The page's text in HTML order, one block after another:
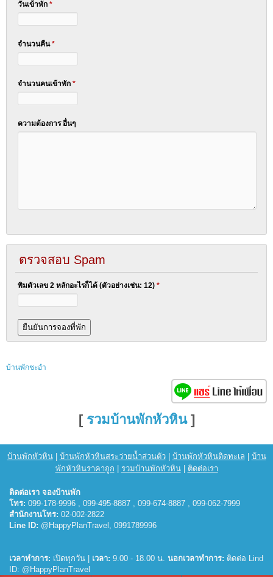
วันเข้าพัก *
จำนวนคืน*
จำนวนคนเข้าพัก *
ความต้องการ อื่นๆ
ตรวจสอบ Spam
พิมตัวเลข 2 หลักอะไรก็ได้ (ตัวอย่างเช่น: 12) *
บ้านพักชะอำ
[ รวมบ้านพักหัวหิน]
บ้านพักหัวหิน| บ้านพักหัวหินสระว่ายน้ำส่วนตัว| บ้านพักหัวหินติดทะเล
บ้าน
พักหัวหินราคาถูก
รวมบ้านพักหัวหิน| ติดต่อเรา
ติดต่อเรา จองบ้านพัก
โทร: 099-178-9996 , 099-495-8887 , 099-674-8887 , 099-062-7999
สำนักงานโทร: 02-002-2822
Line ID: @HappyPlanTravel, 0991789996
เวลาทำการ: เปิดทุกวัน | เวลา: 9.00 - 18.00 น. นอกเวลาทำการ: ติดต่อ Lind
ID: @HappyPlanTravel